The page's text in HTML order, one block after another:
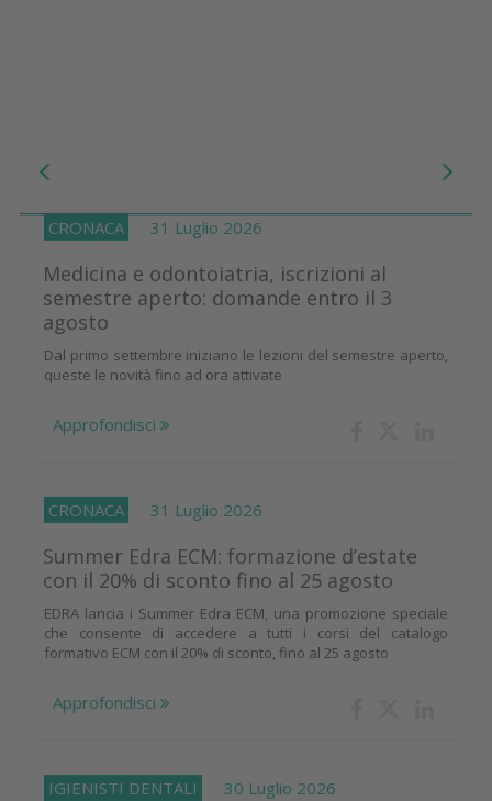
CRONACA 31 Luglio 2026
Medicina e odontoiatria, iscrizioni al
semestre aperto: domande entro il 3
agosto
Dal primo settembre iniziano le lezioni del semestre aperto,
queste le novità fino ad ora attivate
Approfondisci
CRONACA 31 Luglio 2026
Summer Edra ECM: formazione d’estate
con il 20% di sconto fino al 25 agosto
EDRA lancia i Summer Edra ECM, una promozione speciale
che consente di accedere a tutti i corsi del catalogo
formativo ECM con il 20% di sconto, fino al 25 agosto
Approfondisci
IGIENISTI DENTALI 30 Luglio 2026